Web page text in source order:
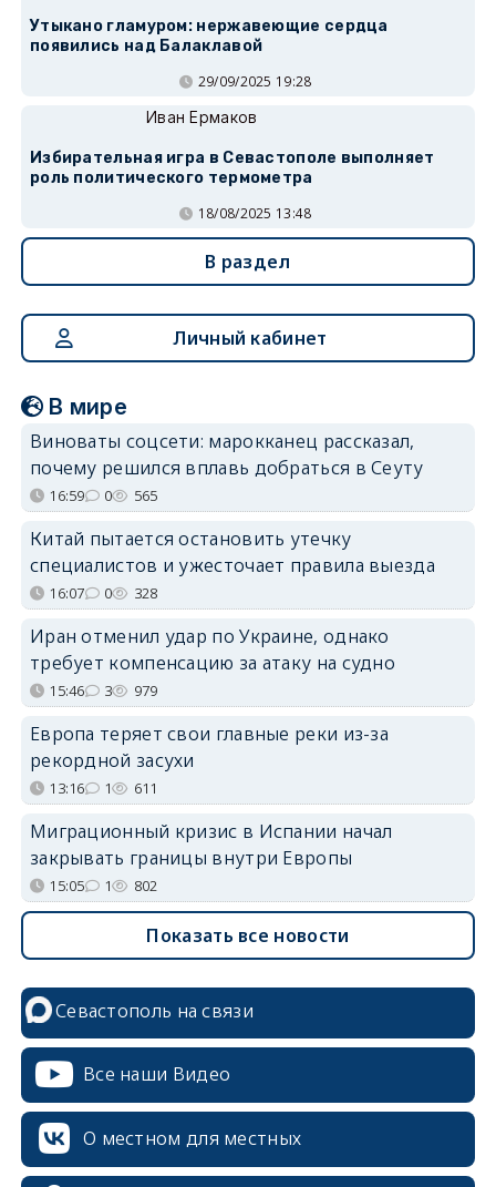
Утыкано гламуром: нержавеющие сердца
появились над Балаклавой
29/09/2025 19:28
Иван Ермаков
Избирательная игра в Севастополе выполняет
роль политического термометра
18/08/2025 13:48
В раздел
Личный кабинет
В мире
Виноваты соцсети: марокканец рассказал,
почему решился вплавь добраться в Сеуту
16:59 0 565
Китай пытается остановить утечку
специалистов и ужесточает правила выезда
16:07 0 328
Иран отменил удар по Украине, однако
требует компенсацию за атаку на судно
15:46 3 979
Европа теряет свои главные реки из-за
рекордной засухи
13:16 1 611
Миграционный кризис в Испании начал
закрывать границы внутри Европы
15:05 1 802
Показать все новости
Севастополь на связи
Все наши Видео
О местном для местных